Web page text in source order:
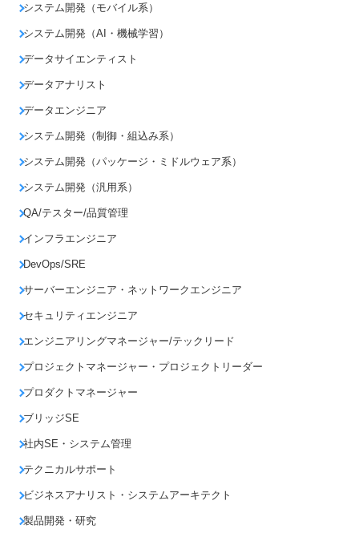
システム開発（モバイル系）
システム開発（AI・機械学習）
データサイエンティスト
データアナリスト
データエンジニア
システム開発（制御・組込み系）
システム開発（パッケージ・ミドルウェア系）
システム開発（汎用系）
QA/テスター/品質管理
インフラエンジニア
DevOps/SRE
サーバーエンジニア・ネットワークエンジニア
セキュリティエンジニア
エンジニアリングマネージャー/テックリード
プロジェクトマネージャー・プロジェクトリーダー
プロダクトマネージャー
ブリッジSE
社内SE・システム管理
テクニカルサポート
ビジネスアナリスト・システムアーキテクト
製品開発・研究